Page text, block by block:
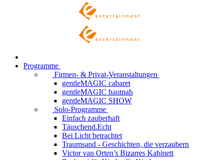
Programme
Firmen- & Privat-Veranstaltungen
gentleMAGIC cabaret
gentleMAGIC hautnah
gentleMAGIC SHOW
Solo-Programme
Einfach zauberhaft
Täuschend.Echt
Bei Licht betrachtet
Traumsand - Geschichten, die verzaubern
Victor van Orten’s Bizarres Kabinett